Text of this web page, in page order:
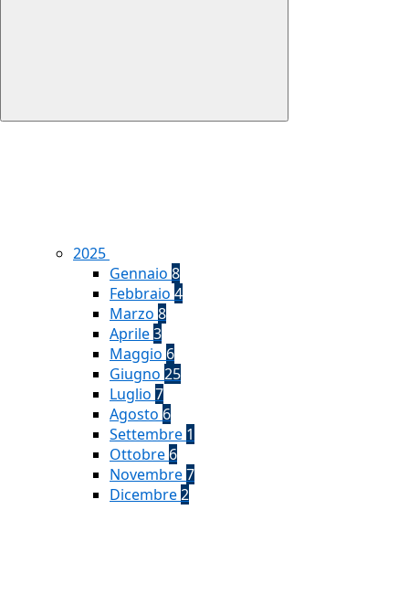
2025
Gennaio 8
Febbraio 4
Marzo 8
Aprile3
Maggio 6
Giugno 25
Luglio 7
Agosto 6
Settembre 1
Ottobre 6
Novembre7
Dicembre2